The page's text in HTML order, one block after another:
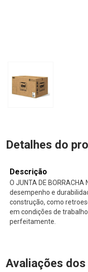
Detalhes do
Descrição
O JUNTA DE
desempenho e
construção, como
em condições de
perfeitamente.
Avaliações